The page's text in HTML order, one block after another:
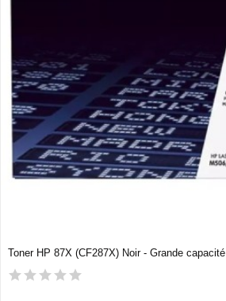
Toner HP 87X (CF287X) Noir - Grande capacité